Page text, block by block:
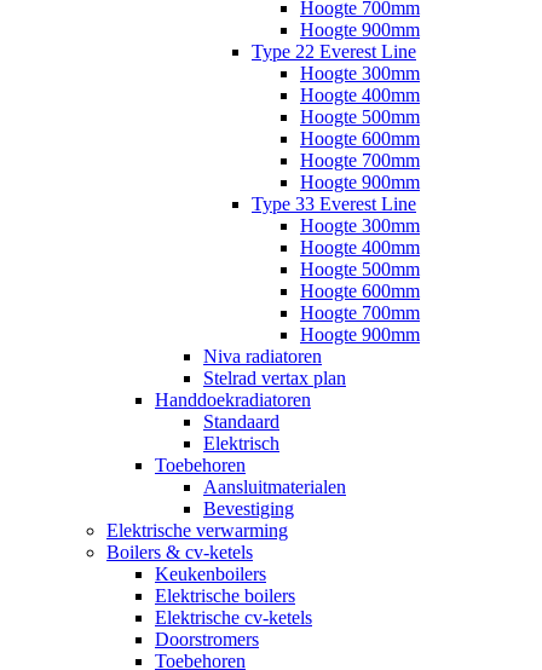
Hoogte 700mm
Hoogte 900mm
Type 22 Everest Line
Hoogte 300mm
Hoogte 400mm
Hoogte 500mm
Hoogte 600mm
Hoogte 700mm
Hoogte 900mm
Type 33 Everest Line
Hoogte 300mm
Hoogte 400mm
Hoogte 500mm
Hoogte 600mm
Hoogte 700mm
Hoogte 900mm
Niva radiatoren
Stelrad vertax plan
Handdoekradiatoren
Standaard
Elektrisch
Toebehoren
Aansluitmaterialen
Bevestiging
Elektrische verwarming
Boilers & cv-ketels
Keukenboilers
Elektrische boilers
Elektrische cv-ketels
Doorstromers
Toebehoren